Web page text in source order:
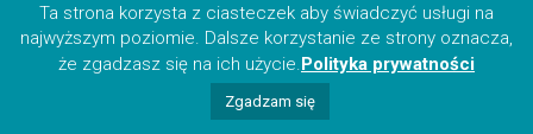
Ta strona korzysta z ciasteczek aby świadczyć usługi na
najwyższym poziomie. Dalsze korzystanie ze strony oznacza,
że zgadzasz się na ich użycie.Polityka prywatności
Zgadzam się